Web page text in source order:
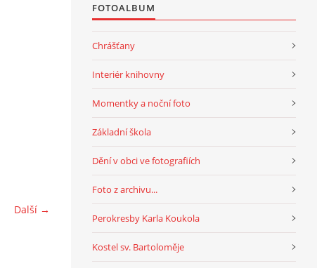
Další →
FOTOALBUM
Chrášťany
Interiér knihovny
Momentky a noční foto
Základní škola
Dění v obci ve fotografiích
Foto z archivu...
Perokresby Karla Koukola
Kostel sv. Bartoloměje